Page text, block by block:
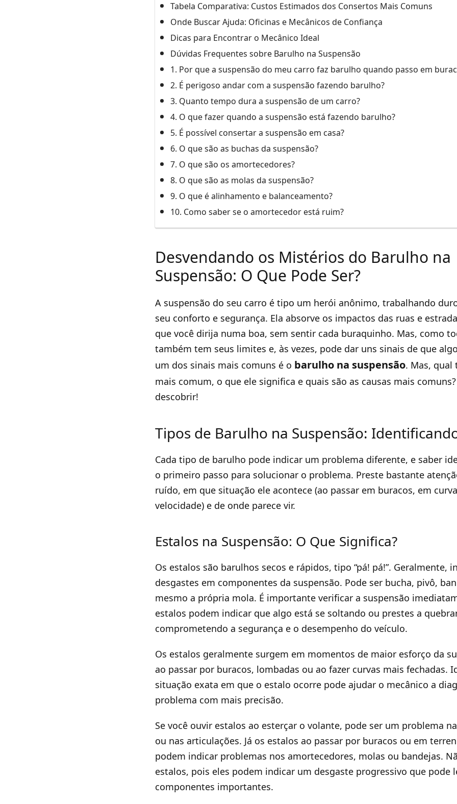
Tabela Comparativa: Custos Estimados dos Consertos Mais Comuns
Onde Buscar Ajuda: Oficinas e Mecânicos de Confiança
Dicas para Encontrar o Mecânico Ideal
Dúvidas Frequentes sobre Barulho na Suspensão
1. Por que a suspensão do meu carro faz barulho quando passo em
2. É perigoso andar com a suspensão fazendo barulho?
3. Quanto tempo dura a suspensão de um carro?
4. O que fazer quando a suspensão está fazendo barulho?
5. É possível consertar a suspensão em casa?
6. O que são as buchas da suspensão?
7. O que são os amortecedores?
8. O que são as molas da suspensão?
9. O que é alinhamento e balanceamento?
10. Como saber se o amortecedor está ruim?
Desvendando os Mistérios do Barulho na
Suspensão: O Que Pode Ser?
A suspensão do seu carro é tipo um herói anônimo, trabalhando
seu conforto e segurança. Ela absorve os impactos das ruas e
que você dirija numa boa, sem sentir cada buraquinho. Mas, como
também tem seus limites e, às vezes, pode dar uns sinais de que
um dos sinais mais comuns é o barulho na suspensão. Mas, qual
mais comum, o que ele significa e quais são as causas mais
descobrir!
Tipos de Barulho na Suspensão:
Cada tipo de barulho pode indicar um problema diferente, e saber
o primeiro passo para solucionar o problema. Preste bastante
ruído, em que situação ele acontece (ao passar em buracos, em
velocidade) e de onde parece vir.
Estalos na Suspensão: O Que Significa?
Os estalos são barulhos secos e rápidos, tipo “pá! pá!”. Geralmente,
desgastes em componentes da suspensão. Pode ser bucha, pivô,
mesmo a própria mola. É importante verificar a suspensão
estalos podem indicar que algo está se soltando ou prestes a
comprometendo a segurança e o desempenho do veículo.
Os estalos geralmente surgem em momentos de maior esforço da
ao passar por buracos, lombadas ou ao fazer curvas mais fechadas.
situação exata em que o estalo ocorre pode ajudar o mecânico a
problema com mais precisão.
Se você ouvir estalos ao esterçar o volante, pode ser um problema
ou nas articulações. Já os estalos ao passar por buracos ou em
podem indicar problemas nos amortecedores, molas ou bandejas.
estalos, pois eles podem indicar um desgaste progressivo que pode
componentes importantes.